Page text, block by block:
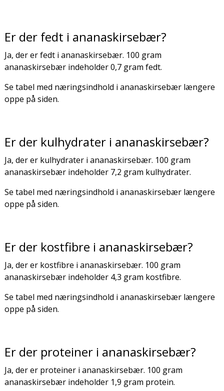
Er der fedt i ananaskirsebær?
Ja, der er fedt i ananaskirsebær. 100 gram
ananaskirsebær indeholder 0,7 gram fedt.
Se tabel med næringsindhold i ananaskirsebær længere
oppe på siden.
Er der kulhydrater i ananaskirsebær?
Ja, der er kulhydrater i ananaskirsebær. 100 gram
ananaskirsebær indeholder 7,2 gram kulhydrater.
Se tabel med næringsindhold i ananaskirsebær længere
oppe på siden.
Er der kostfibre i ananaskirsebær?
Ja, der er kostfibre i ananaskirsebær. 100 gram
ananaskirsebær indeholder 4,3 gram kostfibre.
Se tabel med næringsindhold i ananaskirsebær længere
oppe på siden.
Er der proteiner i ananaskirsebær?
Ja, der er proteiner i ananaskirsebær. 100 gram
ananaskirsebær indeholder 1,9 gram protein.